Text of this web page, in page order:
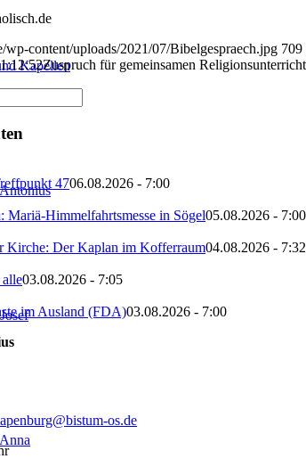
Kapellen
wp-content/uploads/2021/07/Bibelgespraech.jpg 709
Zuspruch für gemeinsamen Religionsunterricht
4706.08.2026 - 7:00
Mariä-Himmelfahrtsmesse in Sögel05.08.2026 - 7:00
Kirche: Der Kaplan im Kofferraum04.08.2026 - 7:32
03.08.2026 - 7:05
im Ausland (FDA)03.08.2026 - 7:00
os.de